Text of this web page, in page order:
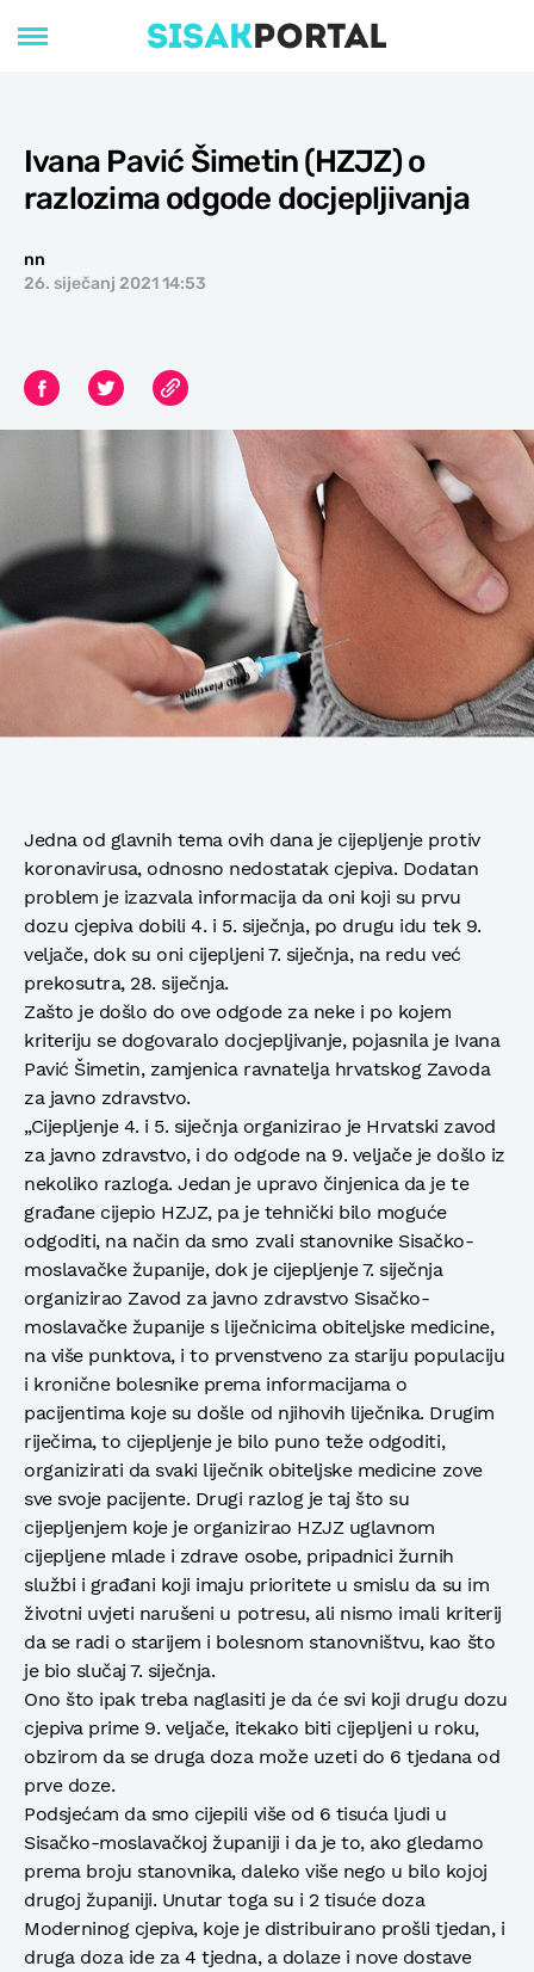
Ivana Pavić Šimetin (HZJZ) o
razlozima odgode docjepljivanja
nn
26. siječanj 2021 14:53
Jedna od glavnih tema ovih dana je cijepljenje protiv
koronavirusa, odnosno nedostatak cjepiva. Dodatan
problem je izazvala informacija da oni koji su prvu
dozu cjepiva dobili 4. i 5. siječnja, po drugu idu tek 9.
veljače, dok su oni cijepljeni 7. siječnja, na redu već
prekosutra, 28. siječnja.
Zašto je došlo do ove odgode za neke i po kojem
kriteriju se dogovaralo docjepljivanje, pojasnila je Ivana
Pavić Šimetin, zamjenica ravnatelja hrvatskog Zavoda
za javno zdravstvo.
„Cijepljenje 4. i 5. siječnja organizirao je Hrvatski zavod
za javno zdravstvo, i do odgode na 9. veljače je došlo iz
nekoliko razloga. Jedan je upravo činjenica da je te
građane cijepio HZJZ, pa je tehnički bilo moguće
odgoditi, na način da smo zvali stanovnike Sisačko-
moslavačke županije, dok je cijepljenje 7. siječnja
organizirao Zavod za javno zdravstvo Sisačko-
moslavačke županije s liječnicima obiteljske medicine,
na više punktova, i to prvenstveno za stariju populaciju
i kronične bolesnike prema informacijama o
pacijentima koje su došle od njihovih liječnika. Drugim
riječima, to cijepljenje je bilo puno teže odgoditi,
organizirati da svaki liječnik obiteljske medicine zove
sve svoje pacijente. Drugi razlog je taj što su
cijepljenjem koje je organizirao HZJZ uglavnom
cijepljene mlade i zdrave osobe, pripadnici žurnih
službi i građani koji imaju prioritete u smislu da su im
životni uvjeti narušeni u potresu, ali nismo imali kriterij
da se radi o starijem i bolesnom stanovništvu, kao što
je bio slučaj 7. siječnja.
Ono što ipak treba naglasiti je da će svi koji drugu dozu
cjepiva prime 9. veljače, itekako biti cijepljeni u roku,
obzirom da se druga doza može uzeti do 6 tjedana od
prve doze.
Podsjećam da smo cijepili više od 6 tisuća ljudi u
Sisačko-moslavačkoj županiji i da je to, ako gledamo
prema broju stanovnika, daleko više nego u bilo kojoj
drugoj županiji. Unutar toga su i 2 tisuće doza
Moderninog cjepiva, koje je distribuirano prošli tjedan, i
druga doza ide za 4 tjedna, a dolaze i nove dostave